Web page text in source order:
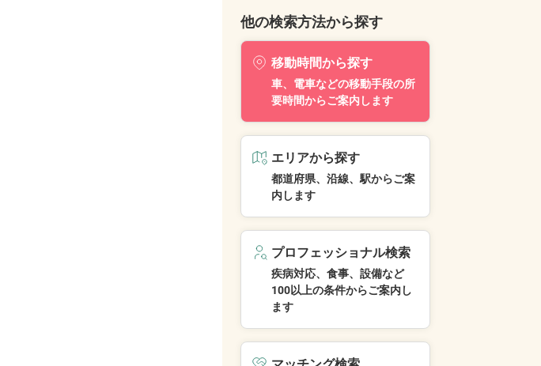
他の検索方法から探す
移動時間から探す
車、電車などの移動手段の所
要時間からご案内します
エリアから探す
都道府県、沿線、駅からご案
内します
プロフェッショナル検索
疾病対応、食事、設備など
100以上の条件からご案内し
ます